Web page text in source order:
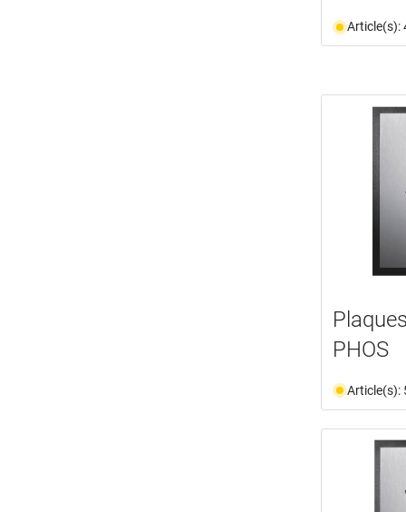
Article(s):
PHOS
Article(s):